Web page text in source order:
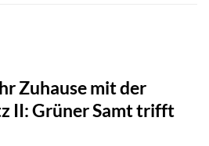
Zuhause mit der
II: Grüner Samt trifft